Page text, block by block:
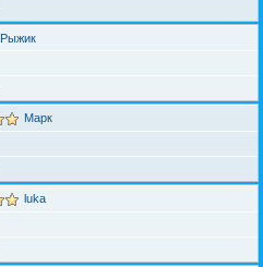
Рыжик
Марк
luka